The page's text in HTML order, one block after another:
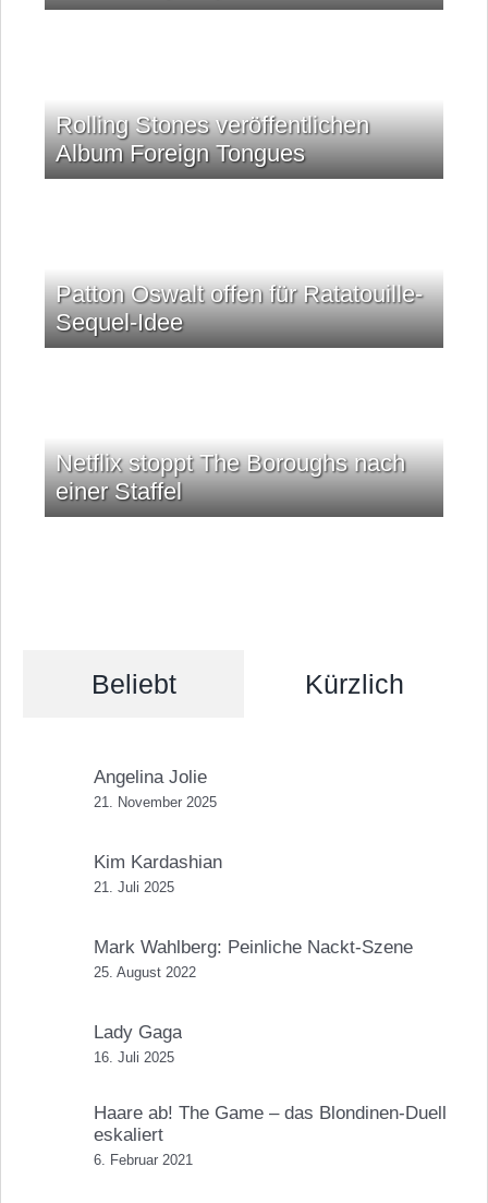
Rolling Stones veröffentlichen
Album Foreign Tongues
Patton Oswalt offen für Ratatouille-
Sequel-Idee
Netflix stoppt The Boroughs nach
einer Staffel
Beliebt Kürzlich
Angelina Jolie
21. November 2025
Kim Kardashian
21. Juli 2025
Mark Wahlberg: Peinliche Nackt-Szene
25. August 2022
Lady Gaga
16. Juli 2025
Haare ab! The Game – das Blondinen-Duell
eskaliert
6. Februar 2021